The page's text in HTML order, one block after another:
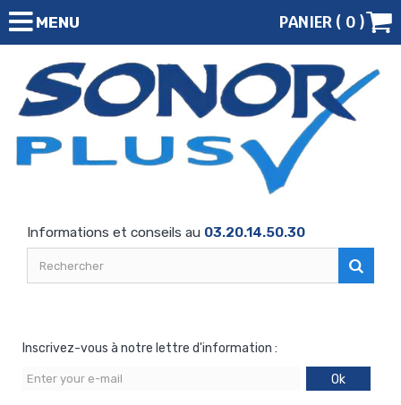
MENU PANIER ( 0 )
Informations et conseils au 03.20.14.50.30
Inscrivez-vous à notre lettre d'information :
Ok